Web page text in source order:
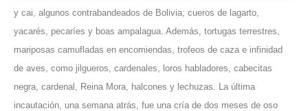
y cai, algunos contrabandeados de Bolivia; cueros de lagarto,
yacarés, pecaríes y boas ampalagua. Además, tortugas terrestres,
mariposas camufladas en encomiendas, trofeos de caza e infinidad
de aves, como jilgueros, cardenales, loros habladores, cabecitas
negra, cardenal, Reina Mora, halcones y lechuzas. La última
incautación, una semana atrás, fue una cría de dos meses de oso